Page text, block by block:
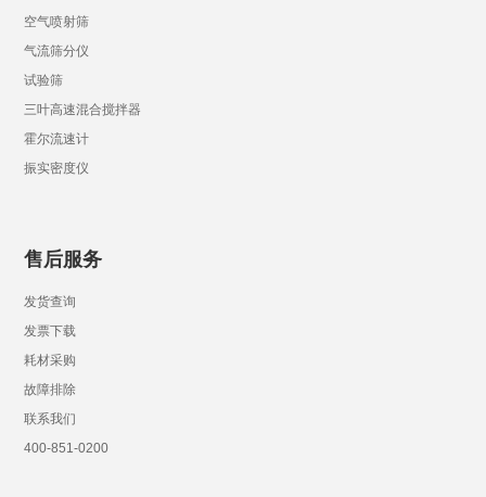
空气喷射筛
气流筛分仪
试验筛
三叶高速混合搅拌器
霍尔流速计
振实密度仪
售后服务
发货查询
发票下载
耗材采购
故障排除
联系我们
400-851-0200